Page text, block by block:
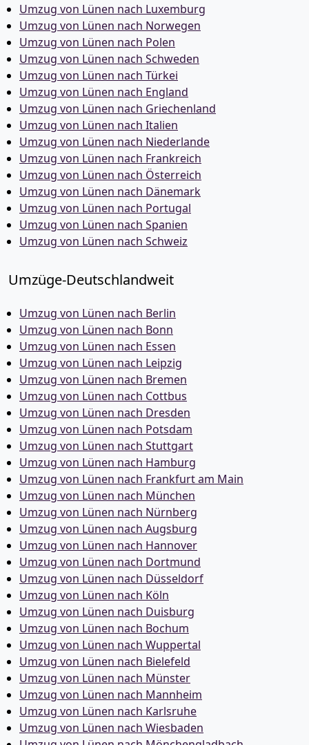
Umzug von Lünen nach Luxemburg
Umzug von Lünen nach Norwegen
Umzug von Lünen nach Polen
Umzug von Lünen nach Schweden
Umzug von Lünen nach Türkei
Umzug von Lünen nach England
Umzug von Lünen nach Griechenland
Umzug von Lünen nach Italien
Umzug von Lünen nach Niederlande
Umzug von Lünen nach Frankreich
Umzug von Lünen nach Österreich
Umzug von Lünen nach Dänemark
Umzug von Lünen nach Portugal
Umzug von Lünen nach Spanien
Umzug von Lünen nach Schweiz
Umzüge-Deutschlandweit
Umzug von Lünen nach Berlin
Umzug von Lünen nach Bonn
Umzug von Lünen nach Essen
Umzug von Lünen nach Leipzig
Umzug von Lünen nach Bremen
Umzug von Lünen nach Cottbus
Umzug von Lünen nach Dresden
Umzug von Lünen nach Potsdam
Umzug von Lünen nach Stuttgart
Umzug von Lünen nach Hamburg
Umzug von Lünen nach Frankfurt am Main
Umzug von Lünen nach München
Umzug von Lünen nach Nürnberg
Umzug von Lünen nach Augsburg
Umzug von Lünen nach Hannover
Umzug von Lünen nach Dortmund
Umzug von Lünen nach Düsseldorf
Umzug von Lünen nach Köln
Umzug von Lünen nach Duisburg
Umzug von Lünen nach Bochum
Umzug von Lünen nach Wuppertal
Umzug von Lünen nach Bielefeld
Umzug von Lünen nach Münster
Umzug von Lünen nach Mannheim
Umzug von Lünen nach Karlsruhe
Umzug von Lünen nach Wiesbaden